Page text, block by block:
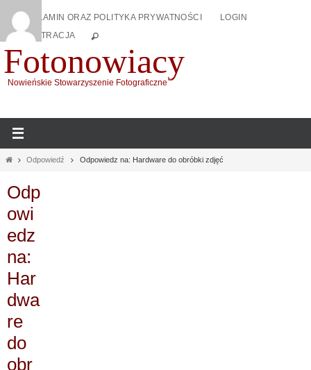
Przejdź
treści
REGULAMIN ORAZ POLITYKA PRYWATNOŚCI
LOGIN
REJESTRACJA
Fotonowiacy
Nowieńskie Stowarzyszenie Fotograficzne
HomeOdpowiedź Odpowiedz na: Hardware do obróbki zdjęć
Odp
owi
edz
na:
Har
dwa
re
do
obr